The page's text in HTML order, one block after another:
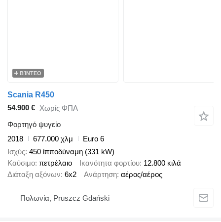
ΒΊΝΤΕΟ
Scania R450
54.900 € Χωρίς ΦΠΑ
Φορτηγό ψυγείο
2018
677.000 χλμ
Euro 6
Ισχύς 450 ίπποδύναμη (331 kW)
Καύσιμο πετρέλαιο Ικανότητα φορτίου 12.800 κιλά
Διάταξη αξόνων 6x2 Ανάρτηση αέρος/αέρος
Πολωνία, Pruszcz Gdański